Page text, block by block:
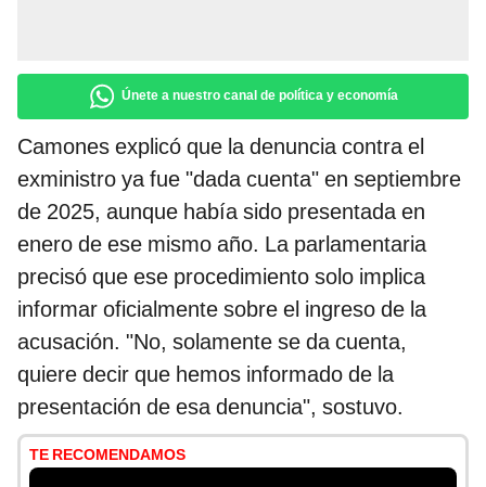
Únete a nuestro canal de política y economía
Camones explicó que la denuncia contra el
exministro ya fue "dada cuenta" en septiembre
de 2025, aunque había sido presentada en
enero de ese mismo año. La parlamentaria
precisó que ese procedimiento solo implica
informar oficialmente sobre el ingreso de la
acusación. "No, solamente se da cuenta,
quiere decir que hemos informado de la
presentación de esa denuncia", sostuvo.
TE RECOMENDAMOS